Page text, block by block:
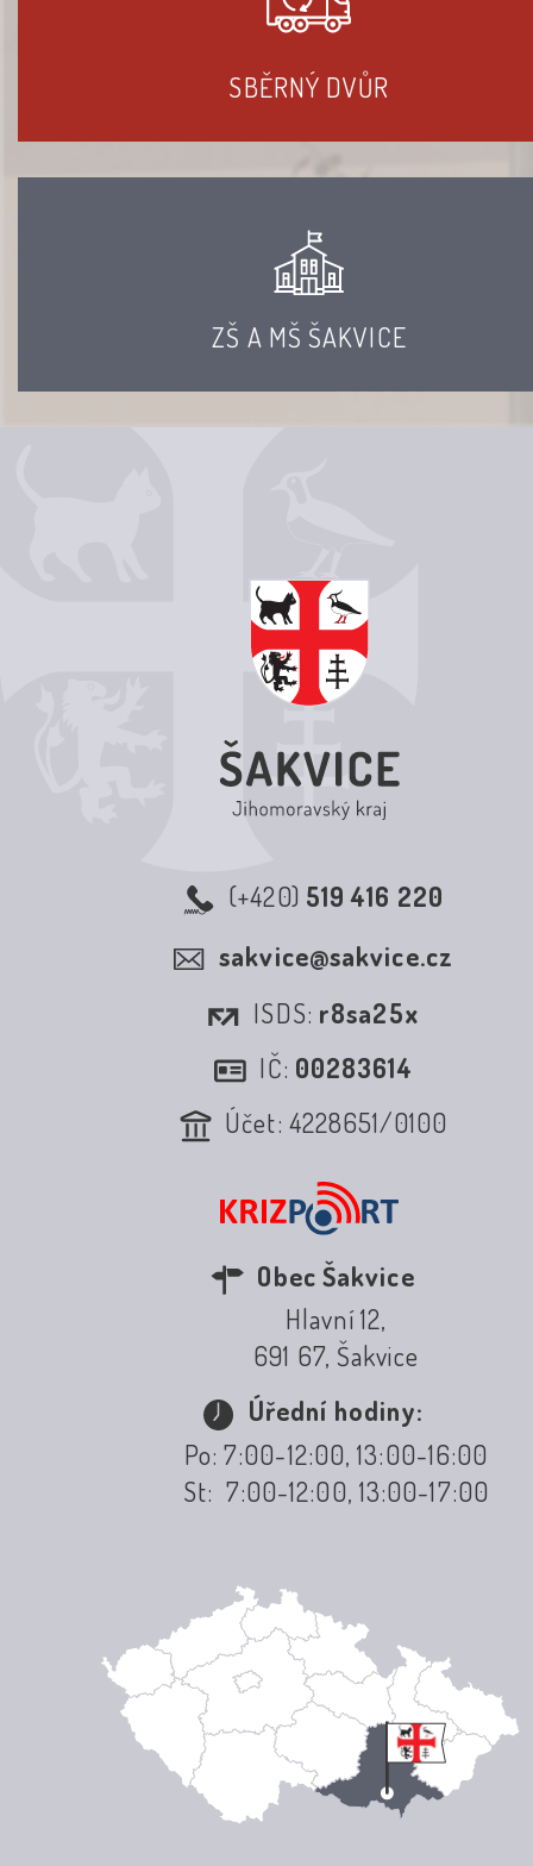
SBĚRNÝ DVŮR
ZŠ A MŠ ŠAKVICE
(+420) 519 416 220
sakvice@sakvice.cz
ISDS: r8sa25x
IČ: 00283614
Účet: 4228651/0100
Obec Šakvice
Hlavní 12,
691 67, Šakvice
Úřední hodiny:
Po: 7:00-12:00, 13:00-16:00
St: 7:00-12:00, 13:00-17:00